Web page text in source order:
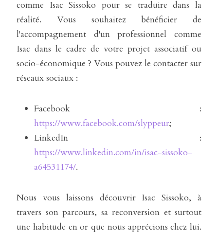
comme Isac Sissoko pour se traduire dans la
réalité. Vous souhaitez bénéficier de
l'accompagnement d'un professionnel comme
Isac dans le cadre de votre projet associatif ou
socio-économique ? Vous pouvez le contacter sur
réseaux sociaux :
https://www.facebook.com/slyppeur;
https://www.linkedin.com/in/isac-sissoko-
a64531174/.
Nous vous laissons découvrir Isac Sissoko, à
travers son parcours, sa reconversion et surtout
une habitude en or que nous apprécions chez lui.